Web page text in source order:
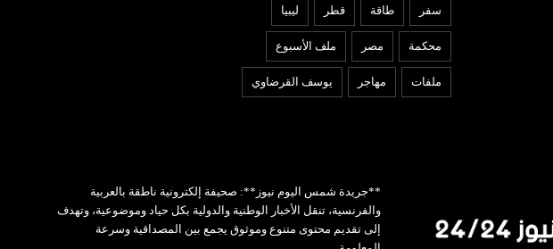
سفر طاقة قطر ليبيا
محكمة مصر ملف الأسبوع
ملفات مهاجر يوسف القرضاوي
**جريدة شمس اليوم نيوز**: صحيفة إلكترونية ناطقة بالعربية
والفرنسية، تنقل الأخبار الوطنية والدولية بكل حياد وموضوعية، وتهدف
إلى تقديم محتوى متنوع وموثوق يجمع بين المصداقية وسرعة